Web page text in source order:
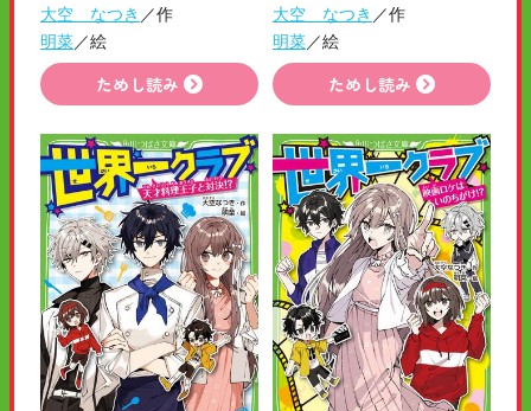
大空 なつき ／作
明菜／絵
ためし読み
大空 なつき ／作
明菜／絵
ためし読み